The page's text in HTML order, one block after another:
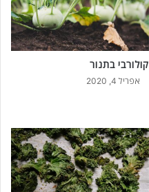
קולורבי בתנור
אפריל 4, 2020